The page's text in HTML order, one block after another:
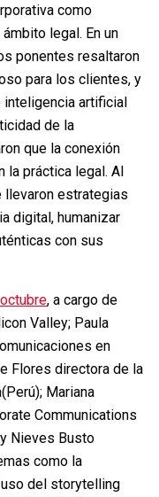
como
legal. En un
ponentes resaltaron
para los clientes, y
inteligencia artificial
de la
que la conexión
la práctica legal. Al
llevaron estrategias
digital, humanizar
con sus
, a cargo de
Valley; Paula
en
Flores directora de la
Mariana
Communications
Nieves Busto
como la
del storytelling